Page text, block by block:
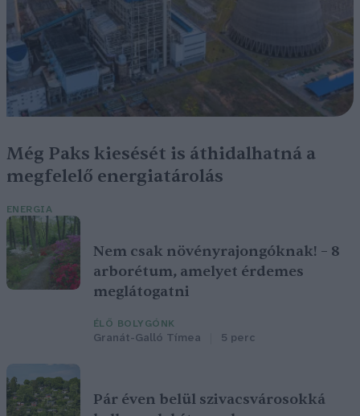
Még Paks kiesését is áthidalhatná a
megfelelő energiatárolás
ENERGIA
Nem csak növényrajongóknak! – 8
arborétum, amelyet érdemes
meglátogatni
ÉLŐ BOLYGÓNK
Granát-Galló Tímea 5 perc
Pár éven belül szivacsvárosokká